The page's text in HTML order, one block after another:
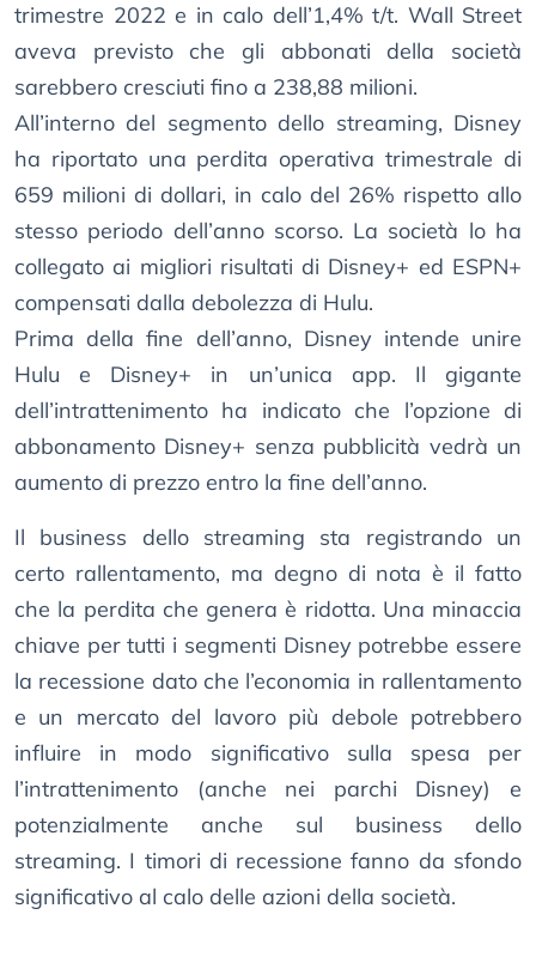
trimestre 2022 e in calo dell’1,4% t/t. Wall Street
aveva previsto che gli abbonati della società
sarebbero cresciuti fino a 238,88 milioni.
All’interno del segmento dello streaming, Disney
ha riportato una perdita operativa trimestrale di
659 milioni di dollari, in calo del 26% rispetto allo
stesso periodo dell’anno scorso. La società lo ha
collegato ai migliori risultati di Disney+ ed ESPN+
compensati dalla debolezza di Hulu.
Prima della fine dell’anno, Disney intende unire
Hulu e Disney+ in un’unica app. Il gigante
dell’intrattenimento ha indicato che l’opzione di
abbonamento Disney+ senza pubblicità vedrà un
aumento di prezzo entro la fine dell’anno.
Il business dello streaming sta registrando un
certo rallentamento, ma degno di nota è il fatto
che la perdita che genera è ridotta. Una minaccia
chiave per tutti i segmenti Disney potrebbe essere
la recessione dato che l’economia in rallentamento
e un mercato del lavoro più debole potrebbero
influire in modo significativo sulla spesa per
l’intrattenimento (anche nei parchi Disney) e
potenzialmente anche sul business dello
streaming. I timori di recessione fanno da sfondo
significativo al calo delle azioni della società.